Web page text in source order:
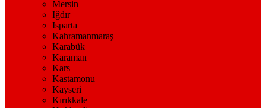
Mersin
Iğdır
Isparta
Kahramanmaraş
Karabük
Karaman
Kars
Kastamonu
Kayseri
Kırıkkale